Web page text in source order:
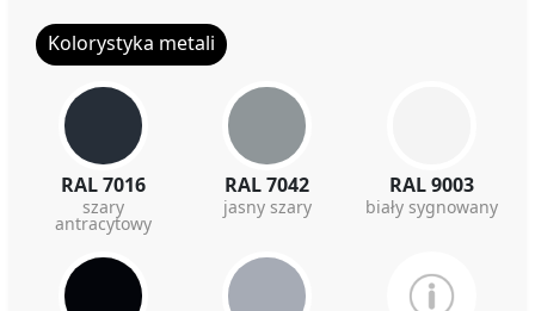
Kolorystyka metali
RAL 7016
szary
antracytowy
RAL 7042
jasny szary
RAL 9003
biały sygnowany